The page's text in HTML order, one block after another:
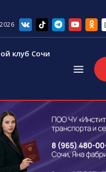
клуб Сочи